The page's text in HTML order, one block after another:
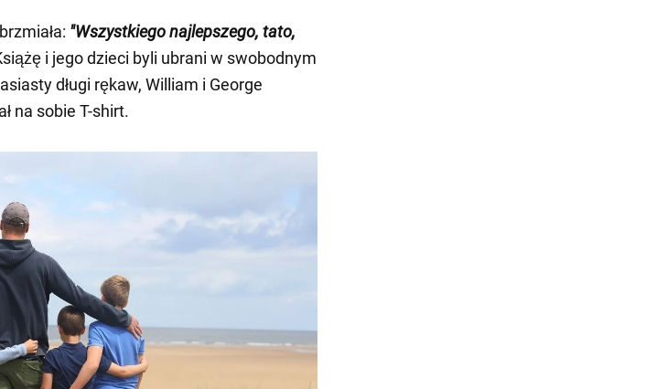
"Wszystkiego najlepszego, tato,
i jego dzieci byli ubrani w swobodnym
długi rękaw, William i George
na sobie T-shirt.